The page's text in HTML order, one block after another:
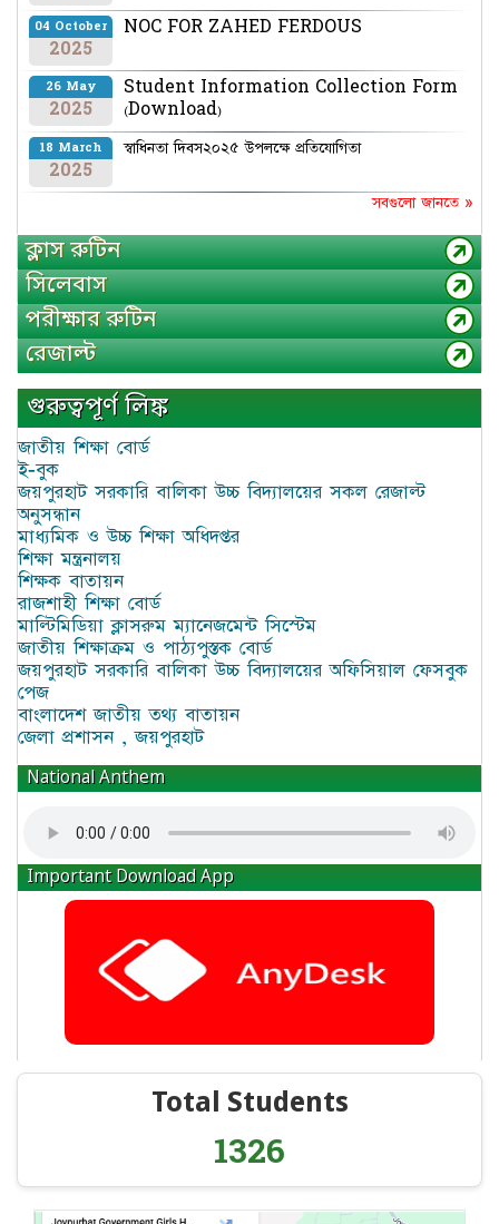
04 October
2025
NOC FOR ZAHED FERDOUS
26 May
2025
Student Information Collection Form
(Download)
18 March
2025
স্বাধিনতা দিবস২০২৫ উপলক্ষে প্রতিযোগিতা
সবগুলো জানতে »
ক্লাস রুটিন
সিলেবাস
পরীক্ষার রুটিন
রেজাল্ট
গুরুত্বপূর্ণ লিঙ্ক
জাতীয় শিক্ষা বোর্ড
ই-বুক
জয়পুরহাট সরকারি বালিকা উচ্চ বিদ্যালয়ের সকল রেজাল্ট
অনুসন্ধান
মাধ্যমিক ও উচ্চ শিক্ষা অধিদপ্তর
শিক্ষা মন্ত্রনালয়
শিক্ষক বাতায়ন
রাজশাহী শিক্ষা বোর্ড
মাল্টিমিডিয়া ক্লাসরুম ম্যানেজমেন্ট সিস্টেম
জাতীয় শিক্ষাক্রম ও পাঠ্যপুস্তক বোর্ড
জয়পুরহাট সরকারি বালিকা উচ্চ বিদ্যালয়ের অফিসিয়াল ফেসবুক
পেজ
বাংলাদেশ জাতীয় তথ্য বাতায়ন
জেলা প্রশাসন , জয়পুরহাট
National Anthem
Important Download App
Total Students
1326